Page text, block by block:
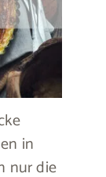
in
nur die